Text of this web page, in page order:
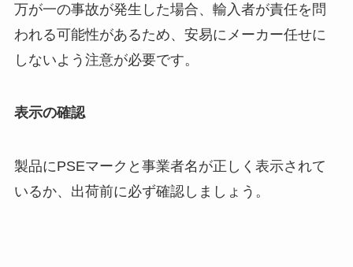
万が一の事故が発生した場合、輸入者が責任を問
われる可能性があるため、安易にメーカー任せに
しないよう注意が必要です。
表示の確認
製品にPSEマークと事業者名が正しく表示されて
いるか、出荷前に必ず確認しましょう。